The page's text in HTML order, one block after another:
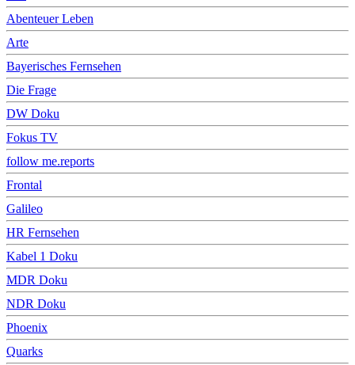
Abenteuer Leben
Arte
Bayerisches Fernsehen
Die Frage
DW Doku
Fokus TV
follow me.reports
Frontal
Galileo
HR Fernsehen
Kabel 1 Doku
MDR Doku
NDR Doku
Phoenix
Quarks